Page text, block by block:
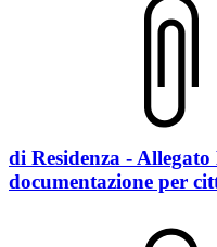
di Residenza - Allegato
documentazione per